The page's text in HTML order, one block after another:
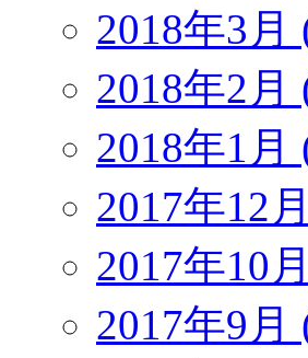
2018年3月
2018年2月
2018年1月
2017年12
2017年10
2017年9月